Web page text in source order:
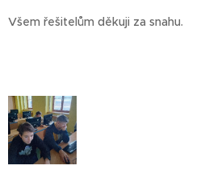
Všem řešitelům děkuji za snahu.